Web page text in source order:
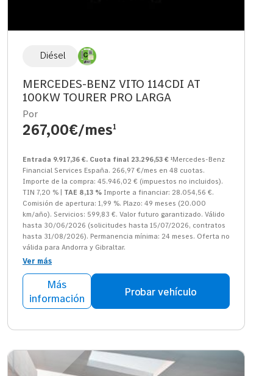
Diésel
MERCEDES-BENZ VITO 114CDI AT
100KW TOURER PRO LARGA
Por
267,00€/mes1
Entrada 9.917,36 €. Cuota final 23.296,53 € ¹Mercedes-Benz
Financial Services España. 266,97 €/mes en 48 cuotas.
Importe de la compra: 45.946,02 € (impuestos no incluidos).
TIN 7,20 % | TAE 8,13 % Importe a financiar: 28.054,56 €.
Comisión de apertura: 1,99 %. Plazo: 49 meses (20.000
km/año). Servicios: 599,83 €. Valor futuro garantizado. Válido
hasta 30/06/2026 (solicitudes hasta 15/07/2026, contratos
hasta 31/08/2026). Permanencia mínima: 24 meses. Oferta no
válida para Andorra y Gibraltar.
Ver más
Más
información
Probar vehículo